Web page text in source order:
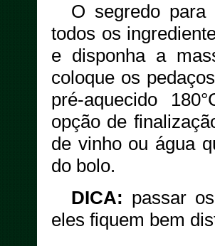
O segredo
todos os
e disponha a
coloque os
pré-aquecido
opção de
de vinho ou água
do bolo.
DICA: passar
eles fiquem bem